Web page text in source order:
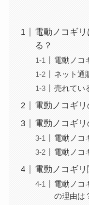
電動ノコギ
る？
電動ノコ
ネット通
売れてい
電動ノコギリ
電動ノコギ
電動ノコ
電動ノコ
電動ノコギ
電動ノコ
の理由は